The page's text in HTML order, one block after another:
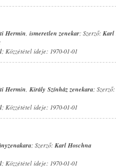
Hermin, ismeretlen zenekar; Szerző: Karl
; Közzététel ideje: 1970-01-01
Hermin, Király Színház zenekara; Szerző:
; Közzététel ideje: 1970-01-01
; Szerző: Karl Hoschna
; Közzététel ideje: 1970-01-01